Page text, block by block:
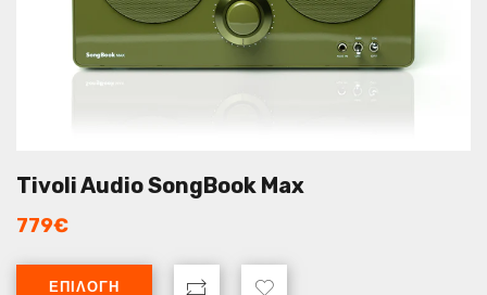
Tivoli Audio SongBook Max
779€
ΕΠΙΛΟΓΉ